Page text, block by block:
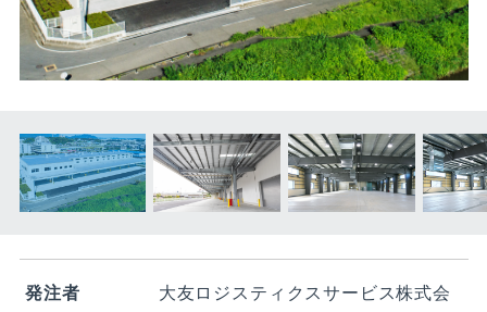
発注者
大友ロジスティクスサービス株式会